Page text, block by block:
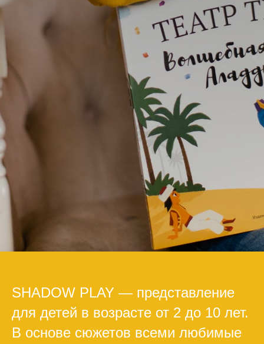
SHADOW PLAY — представление
для детей в возрасте от 2 до 10 лет.
В основе сюжетов всеми любимые